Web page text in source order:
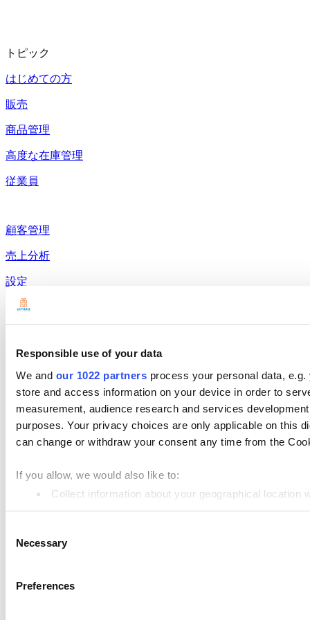
Responsible use of your data
We and our 1022 partners process your personal data,
store and access information on your device in order to
measurement, audience research and services
purposes. Your privacy choices are only applicable on this
can change or withdraw your consent any time from the
If you allow, we would also like to:
Collect information about your geographical
Identify your device by actively scanning it for
share information about your use of our site with our social
Selection
Necessary
Preferences
トピック
はじめての方
販売
商品管理
高度な在庫管理
従業員
顧客管理
売上分析
設定
ハードウェア
製品
Loyverse POS
ダッシュボード
キッチンディスプレイシステム
在庫管理システム
従業員管理
Media kit